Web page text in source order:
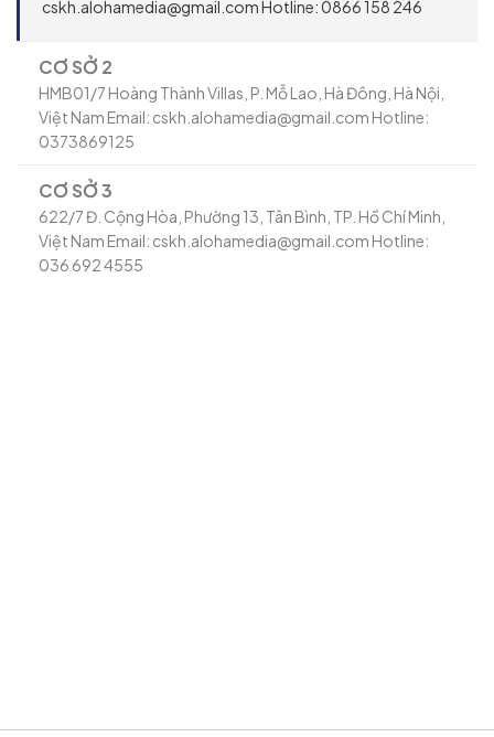
cskh.alohamedia@gmail.com Hotline: 0866 158 246
CƠ SỞ 2
HMB01/7 Hoàng Thành Villas, P. Mỗ Lao, Hà Đông, Hà Nội,
Việt Nam Email: cskh.alohamedia@gmail.com Hotline:
0373869125
CƠ SỞ 3
622/7 Đ. Cộng Hòa, Phường 13, Tân Bình, TP. Hồ Chí Minh,
Việt Nam Email: cskh.alohamedia@gmail.com Hotline:
036 692 4555